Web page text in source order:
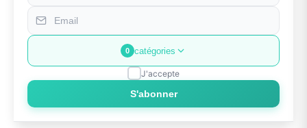
0 catégories
J'accepte
S'abonner